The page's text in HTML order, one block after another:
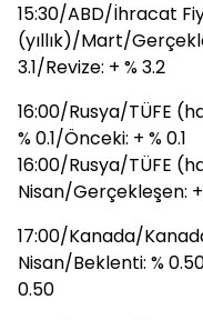
15:30/ABD/İhracat
(yıllık)/Mart/
3.1/Revize: + % 3.2
16:00/Rusya/TÜFE
% 0.1/Önceki: + % 0.1
16:00/Rusya/TÜFE
Nisan/Gerçekleşen: +
17:00/Kanada/
Nisan/Beklenti: %
0.50